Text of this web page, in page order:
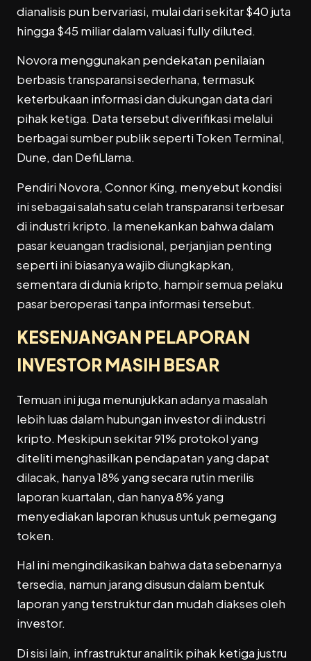
dianalisis pun bervariasi, mulai dari sekitar $40 juta
hingga $45 miliar dalam valuasi fully diluted.
Novora menggunakan pendekatan penilaian
berbasis transparansi sederhana, termasuk
keterbukaan informasi dan dukungan data dari
pihak ketiga. Data tersebut diverifikasi melalui
berbagai sumber publik seperti Token Terminal,
Dune, dan DefiLlama.
Pendiri Novora, Connor King, menyebut kondisi
ini sebagai salah satu celah transparansi terbesar
di industri kripto. Ia menekankan bahwa dalam
pasar keuangan tradisional, perjanjian penting
seperti ini biasanya wajib diungkapkan,
sementara di dunia kripto, hampir semua pelaku
pasar beroperasi tanpa informasi tersebut.
KESENJANGAN PELAPORAN
INVESTOR MASIH BESAR
Temuan ini juga menunjukkan adanya masalah
lebih luas dalam hubungan investor di industri
kripto. Meskipun sekitar 91% protokol yang
diteliti menghasilkan pendapatan yang dapat
dilacak, hanya 18% yang secara rutin merilis
laporan kuartalan, dan hanya 8% yang
menyediakan laporan khusus untuk pemegang
token.
Hal ini mengindikasikan bahwa data sebenarnya
tersedia, namun jarang disusun dalam bentuk
laporan yang terstruktur dan mudah diakses oleh
investor.
Di sisi lain, infrastruktur analitik pihak ketiga justru